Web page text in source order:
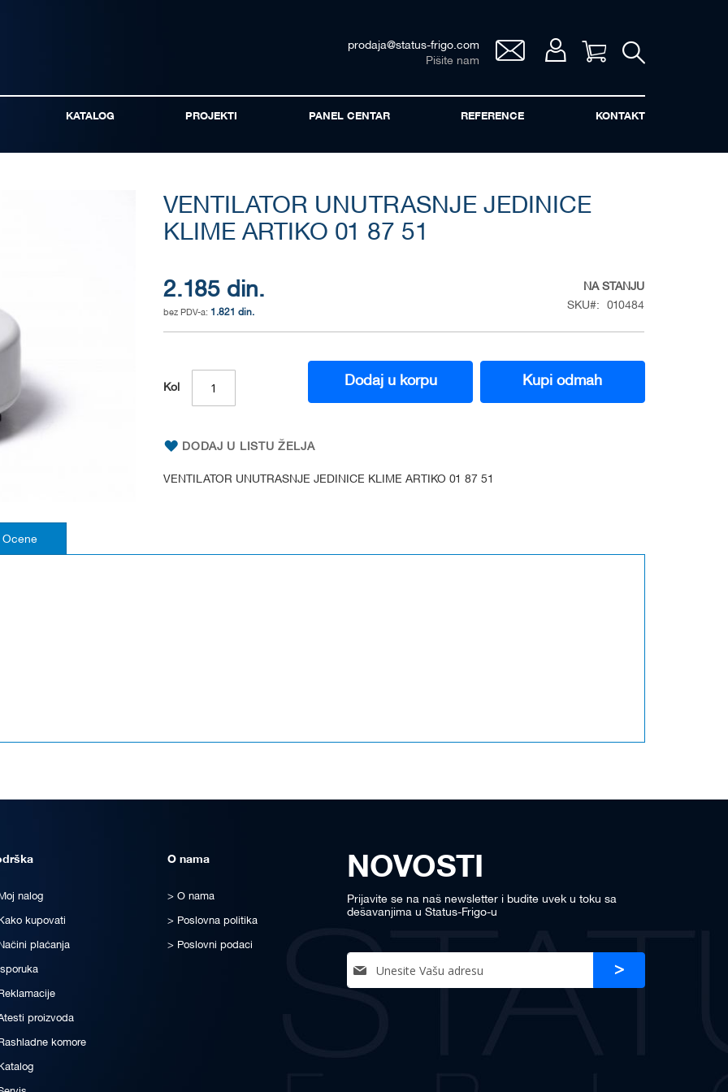
Vaša korpa
prodaja@status-frigo.com
Pišite nam
KATALOG PROJEKTI PANEL CENTAR REFERENCE KONTAKT
VENTILATOR UNUTRASNJE JEDINICE
KLIME ARTIKO 01 87 51
2.185 din.
1.821 din.
NA STANJU
SKU
010484
Kol Dodaj u korpu Kupi odmah
DODAJ U LISTU ŽELJA
VENTILATOR UNUTRASNJE JEDINICE KLIME ARTIKO 01 87 51
Ocene
Moj nalog
Kako kupovati
Načini plaćanja
Isporuka
Reklamacije
proizvoda
Rashladne komore
Katalog
O nama
O nama
Poslovna politika
Poslovni podaci
NOVOSTI
Prijavite se na naš newsletter i budite uvek u toku sa
dešavanjima u Status-Frigo-u
Up
Prijava